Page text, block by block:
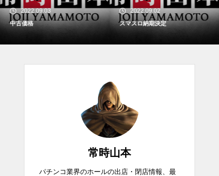
2022.09.03
中古価格
2022.09.02
スマスロ納期決定
常時山本
パチンコ業界のホールの出店・閉店情報、最